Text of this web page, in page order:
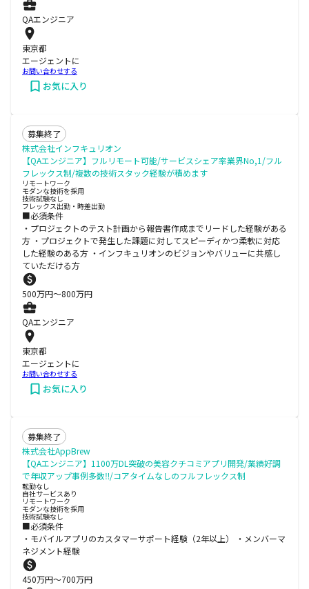
QAエンジニア
東京都
エージェントに
お問い合わせする
お気に入り
募集終了
株式会社インフキュリオン
【QAエンジニア】フルリモート可能/サービスシェア率業界No,1/フル
フレックス制/複数の技術スタック経験が積めます
リモートワーク
モダンな技術を採用
技術試験なし
フレックス出勤・時差出勤
■必須条件
・プロジェクトのテスト計画から報告書作成までリードした経験がある
方 ・プロジェクトで発生した課題に対してスピーディかつ柔軟に対応
した経験のある方 ・インフキュリオンのビジョンやバリューに共感し
ていただける方
500万円〜800万円
QAエンジニア
東京都
エージェントに
お問い合わせする
お気に入り
募集終了
株式会社AppBrew
【QAエンジニア】1100万DL突破の美容クチコミアプリ開発/業績好調
で年収アップ事例多数‼/コアタイムなしのフルフレックス制
転勤なし
自社サービスあり
リモートワーク
モダンな技術を採用
技術試験なし
■必須条件
・モバイルアプリのカスタマーサポート経験（2年以上） ・メンバーマ
ネジメント経験
450万円〜700万円